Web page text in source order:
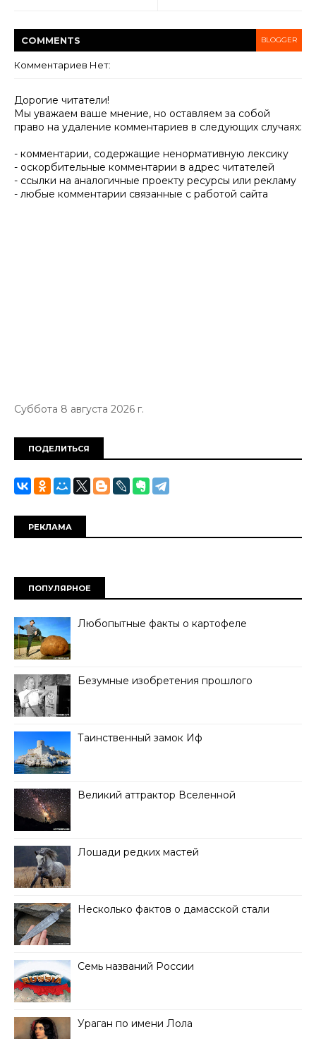
COMMENTS BLOGGER
Комментариев Нет:
Дорогие читатели!
Мы уважаем ваше мнение, но оставляем за собой
право на удаление комментариев в следующих случаях:
- комментарии, содержащие ненормативную лексику
- оскорбительные комментарии в адрес читателей
- ссылки на аналогичные проекту ресурсы или рекламу
- любые комментарии связанные с работой сайта
Суббота 8 августа 2026 г.
ПОДЕЛИТЬСЯ
РЕКЛАМА
ПОПУЛЯРНОЕ
Любопытные факты о картофеле
Безумные изобретения прошлого
Таинственный замок Иф
Великий аттрактор Вселенной
Лошади редких мастей
Несколько фактов о дамасской стали
Семь названий России
Ураган по имени Лола